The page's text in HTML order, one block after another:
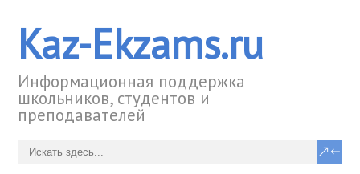
Kaz-Ekzams.ru
Информационная поддержка
школьников, студентов и
преподавателей